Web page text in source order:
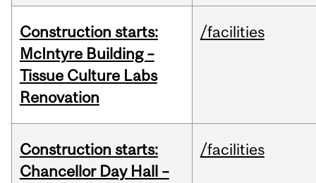
Construction starts:
McIntyre Building –
Tissue Culture Labs
Renovation
/facilities
Construction starts:
Chancellor Day Hall –
/facilities